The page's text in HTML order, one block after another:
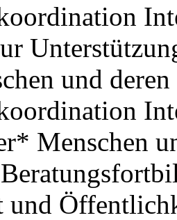
und
Menschen
und